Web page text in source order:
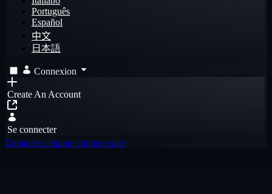
Português
Español
中文
日本語
Connexion
Create An Account
Se connecter
Contacter l'équipe commerciale